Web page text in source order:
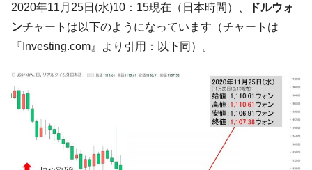
『Money1』
韓国･帰ってきた李在明。李在明を支持しな
い「50.5％」に上昇
『Money1』
韓国大統領府ボンクラ政策室長が告発され
断
韓国･警察職員が「丸刈りになって抗議活
動」
『Money1』
中国だけが鉄鋼輸出を異常増加させる ⇒ 中
国の過剰生産が世界を蝕む。
2020年11月25日(水)10：15現在（日本時間）、
ドルウォ
ンチャートは以下のようになっています（チャートは
『Investing.com』より引用：以下同）。